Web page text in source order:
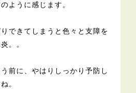
ように感じます。
できてしまうと色々と支障を
。。
前に、やはりしっかり予防し
。